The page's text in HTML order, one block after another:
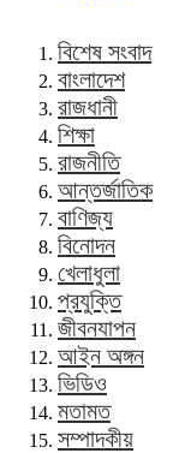
বিশেষ সংবাদ
বাংলাদেশ
রাজধানী
শিক্ষা
রাজনীতি
আন্তর্জাতিক
বাণিজ্য
বিনোদন
খেলাধুলা
প্রযুক্তি
জীবনযাপন
আইন অঙ্গন
ভিডিও
মতামত
সম্পাদকীয়